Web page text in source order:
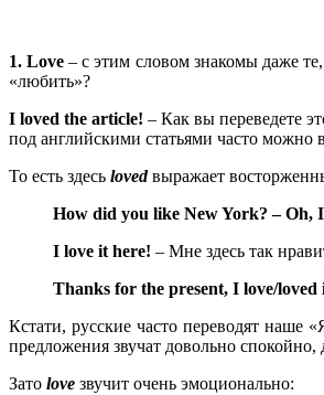
1. Love – с этим словом знакомы даже
«любить»?
I loved the article! – Как вы переведете
под английскими статьями часто можно
То есть здесь lovedвыражает
How did you like New York? – Oh,
I love it here! – Мне здесь так
Thanks for the present, I love/loved
Кстати, русские часто переводят
предложения звучат довольно
Зато love звучит очень эмоционально: